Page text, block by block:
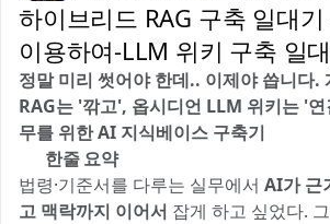
하이브리드 RAG 구축 일대
이용하여-LLM 위키 구축 일
정말 미리 썻어야 한데.. 이제야 씁니다.
RAG는 '깎고', 옵시디언 LLM 위키는 '
무를 위한 AI 지식베이스 구축기
📝 한줄 요약
법령·기준서를 다루는 실무에서 AI가 근
고 맥락까지 이어서 잡게 하고 싶었다.